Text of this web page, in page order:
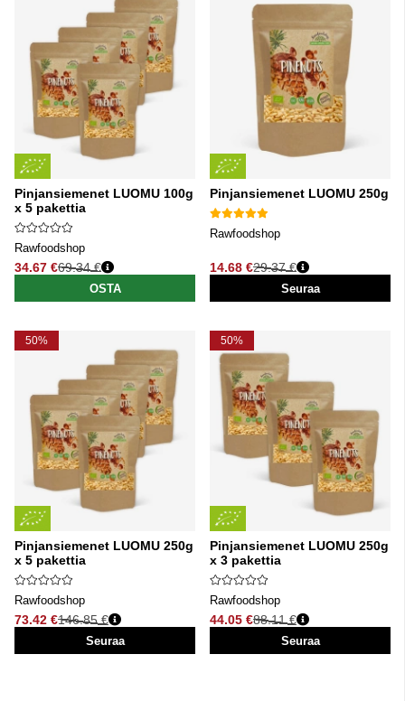
Pinjansiemenet LUOMU 100g
x 5 pakettia
Rawfoodshop
34.67 €
Normaali hinta
69.34 €
OSTA
Pinjansiemenet LUOMU 250g
Rawfoodshop
14.68 €
Normaali hinta
29.37 €
Seuraa
50%
Pinjansiemenet LUOMU 250g
x 5 pakettia
Rawfoodshop
73.42 €
Normaali hinta
146.85 €
Seuraa
50%
Pinjansiemenet LUOMU 250g
x 3 pakettia
Rawfoodshop
44.05 €
Normaali hinta
88.11 €
Seuraa